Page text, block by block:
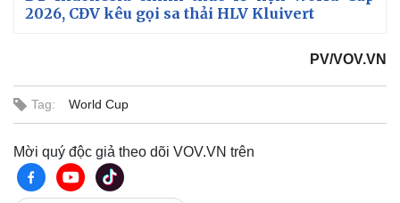
Thế giới
Multimedia
2026, CĐV kêu gọi sa thải HLV Kluivert
PV/VOV.VN
Tag: World Cup
Mời quý độc giả theo dõi VOV.VN trên